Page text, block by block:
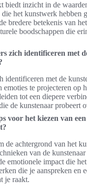
biedt inzicht in de
die het kunstwerk hebben
bredere betekenis van
boodschappen die
zich identificeren met
identificeren met de
emoties te projecteren op
tot een diepere
de kunstenaar probeert
voor het kiezen van
de achtergrond van het
van de
emotionele impact die
die je aanspreken en
je raakt.